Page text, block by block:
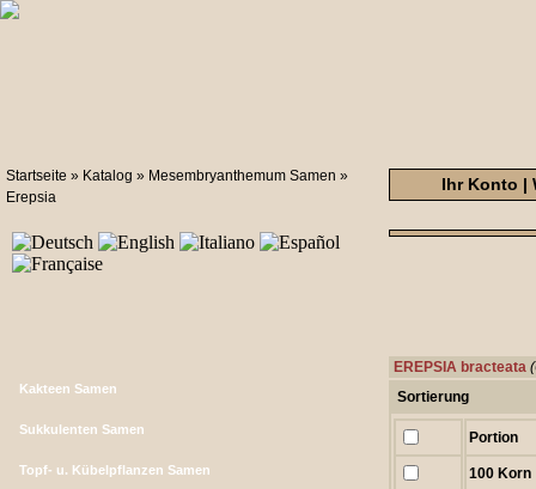
Startseite » Katalog » Mesembryanthemum Samen »
Erepsia
Ihr Konto |
Kakteen Samen
Sukkulenten Samen
Topf- u. Kübelpflanzen Samen
EREPSIA bracteata
Sortierung
Portion
100 Korn